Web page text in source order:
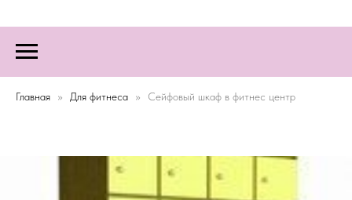
Главная Для фитнеса Сейфовый шкаф в фитнес центр